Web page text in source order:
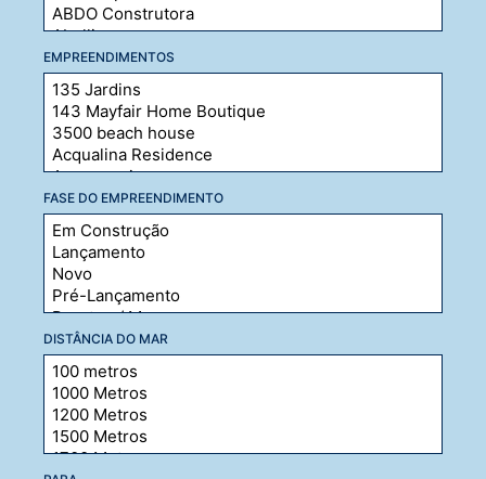
EMPREENDIMENTOS
FASE DO EMPREENDIMENTO
DISTÂNCIA DO MAR